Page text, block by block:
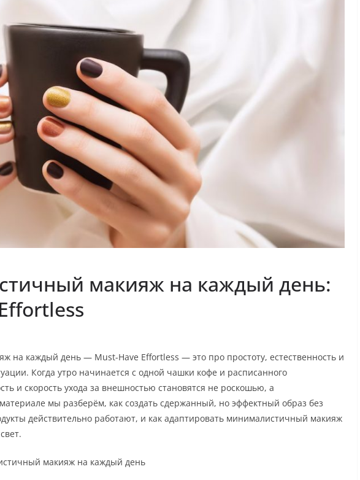
макияж на каждый день:
на каждый день — Must-Have Effortless — это про простоту, естественность и
Когда утро начинается с одной чашки кофе и расписанного
и скорость ухода за внешностью становятся не роскошью, а
мы разберём, как создать сдержанный, но эффектный образ без
действительно работают, и как адаптировать минималистичный макияж
макияж на каждый день